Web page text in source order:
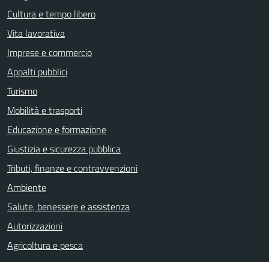
Cultura e tempo libero
Vita lavorativa
Imprese e commercio
Appalti pubblici
Turismo
Mobilità e trasporti
Educazione e formazione
Giustizia e sicurezza pubblica
Tributi, finanze e contravvenzioni
Ambiente
Salute, benessere e assistenza
Autorizzazioni
Agricoltura e pesca